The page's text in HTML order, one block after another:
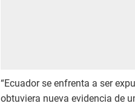
“Ecuador se enfrenta a ser
obtuviera nueva evidencia de